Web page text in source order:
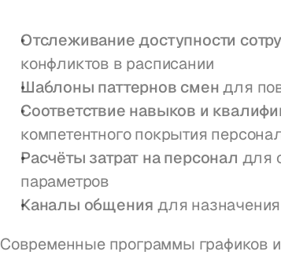
Отслеживание доступности
конфликтов в расписании
Шаблоны паттернов смен для
Соответствие навыков и
компетентного покрытия
Расчёты затрат на персонал для
параметров
Каналы общения для
Современные программы графиков